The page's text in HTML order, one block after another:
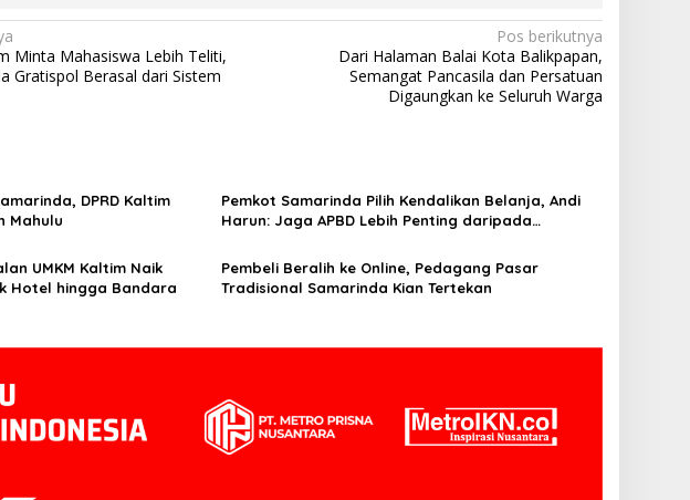
Minta Mahasiswa Lebih Teliti,
Gratispol Berasal dari Sistem
Pos berikutnya
Dari Halaman Balai Kota Balikpapan,
Semangat Pancasila dan Persatuan
Digaungkan ke Seluruh Warga
DPRD Kaltim
Mahulu
Pemkot Samarinda Pilih Kendalikan Belanja, Andi
Harun: Jaga APBD Lebih Penting daripada
UMKM Kaltim Naik
Hotel hingga Bandara
Pembeli Beralih ke Online, Pedagang Pasar
Tradisional Samarinda Kian Tertekan